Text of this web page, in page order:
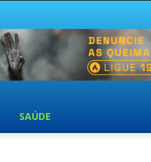
SAÚDE